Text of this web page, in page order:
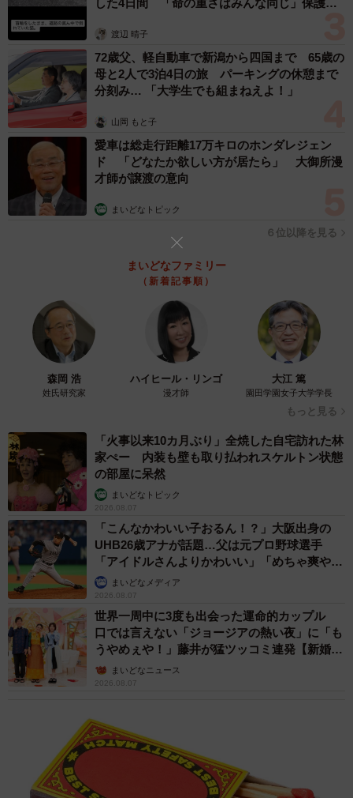
振袖として提示したい」という案でした。
黒紋付振袖の正面全身。帯や小物で華やかさを演出／小倉久兵衛さん
小学校の卒業式、十三詣り、そして二十歳の集い―。「成
長に合わせて装いを変えられるのが、この一着の強み」だ
と、小倉さんは語ります。
「振袖というものを成人式のみで終わらせてしまうのは非
常にもったいないと思い、3年半ほど前に『大人の振袖展』
という展示会を所属しているグループで行いました。黒紋
応できる物だと確信しています」
今回の投稿には大きな反響が寄せられました。若い世代が
黒紋付を自由に、凛と着こなす姿に共感する声も多く届い
した4日間 「命の重さはみんな同じ」保護団
渡辺 晴子
72歳父、軽自動車で新潟から四国まで 65歳の
母と2人で3泊4日の旅 パーキングの休憩まで
分刻み… 「大学生でも組まねえよ！」
山岡 もと子
愛車は総走行距離17万キロのホンダレジェン
ド 「どなたか欲しい方が居たら」 大御所漫
才師が譲渡の意向
まいどなトピック
６位以降を見る
まいどなファミリー
（新着記事順）
森岡 浩
姓氏研究家
ハイヒール・リンゴ
漫才師
大江 篤
園田学園女子大学学長
もっと見る
「火事以来10カ月ぶり」全焼した自宅訪れた林
家ぺー 内装も壁も取り払われスケルトン状態
の部屋に呆然
まいどなトピック
2026.08.07
「こんなかわいい子おるん！？」大阪出身の
UHB26歳アナが話題…父は元プロ野球選手
「アイドルさんよりかわいい」「めちゃ爽や
か」まいどなメディア
2026.08.07
世界一周中に3度も出会った運命的カップル
口では言えない「ジョージアの熱い夜」に「も
うやめぇや！」藤井が猛ツッコミ連発【新婚さ
ん】まいどなニュース
2026.08.07